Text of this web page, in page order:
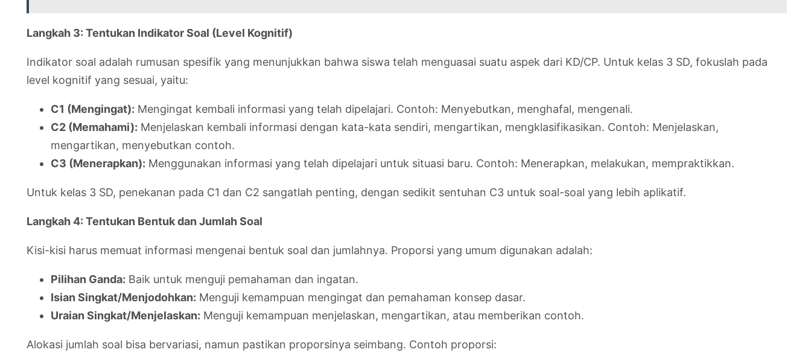
Langkah 3: Tentukan Indikator Soal (Level Kognitif)
Indikator soal adalah rumusan spesifik yang menunjukkan bahwa siswa telah menguasai suatu aspek dari KD/CP. Untuk kelas 3 SD, fokuslah pada
level kognitif yang sesuai, yaitu:
C1 (Mengingat): Mengingat kembali informasi yang telah dipelajari. Contoh: Menyebutkan, menghafal, mengenali.
C2 (Memahami): Menjelaskan kembali informasi dengan kata-kata sendiri, mengartikan, mengklasifikasikan. Contoh: Menjelaskan,
mengartikan, menyebutkan contoh.
C3 (Menerapkan): Menggunakan informasi yang telah dipelajari untuk situasi baru. Contoh: Menerapkan, melakukan, mempraktikkan.
Untuk kelas 3 SD, penekanan pada C1 dan C2 sangatlah penting, dengan sedikit sentuhan C3 untuk soal-soal yang lebih aplikatif.
Langkah 4: Tentukan Bentuk dan Jumlah Soal
Kisi-kisi harus memuat informasi mengenai bentuk soal dan jumlahnya. Proporsi yang umum digunakan adalah:
Pilihan Ganda: Baik untuk menguji pemahaman dan ingatan.
Isian Singkat/Menjodohkan: Menguji kemampuan mengingat dan pemahaman konsep dasar.
Uraian Singkat/Menjelaskan: Menguji kemampuan menjelaskan, mengartikan, atau memberikan contoh.
Alokasi jumlah soal bisa bervariasi, namun pastikan proporsinya seimbang. Contoh proporsi: